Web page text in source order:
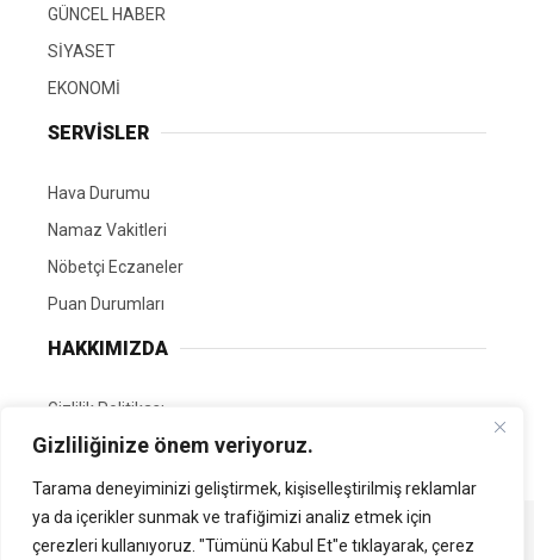
Gizliliğinize önem veriyoruz.
Tarama deneyiminizi geliştirmek, kişiselleştirilmiş reklamlar
ya da içerikler sunmak ve trafiğimizi analiz etmek için
çerezleri kullanıyoruz. "Tümünü Kabul Et"e tıklayarak, çerez
GÜNCEL HABER
SİYASET
EKONOMİ
SERVİSLER
Hava Durumu
Namaz Vakitleri
Nöbetçi Eczaneler
Puan Durumları
HAKKIMIZDA
Gizlilik Politikası
GÖNÜLLÜ EDİTÖRÜMÜZ OL
Tüm Hakları Saklıdır. | Kamubilgi.com | 2026